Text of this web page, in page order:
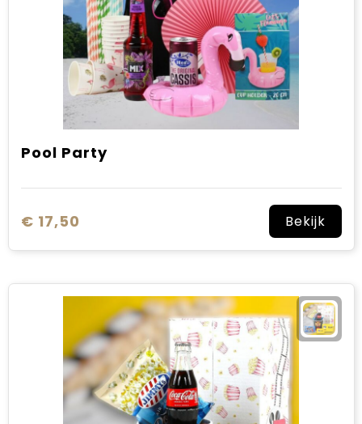
Pool Party
€ 17,50 Bekijk